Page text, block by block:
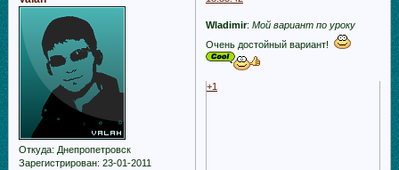
Откуда: Днепропетровск
Зарегистрирован: 23-01-2011
Wladimir: Мой вариант по уроку
Очень достойный вариант!
+1